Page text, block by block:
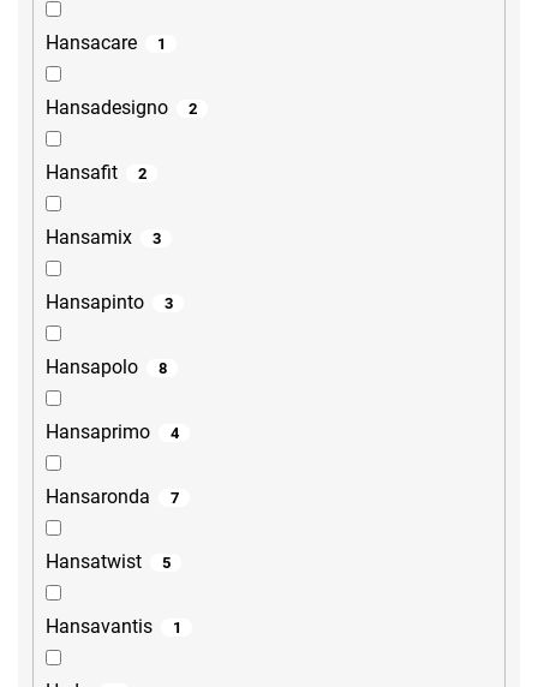
Hansacare 1
Hansadesigno 2
Hansafit 2
Hansamix 3
Hansapinto 3
Hansapolo 8
Hansaprimo 4
Hansaronda 7
Hansatwist 5
Hansavantis 1